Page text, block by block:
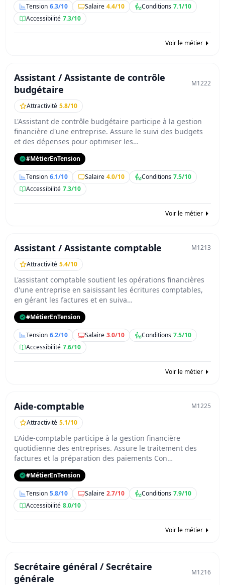
Tension 6.3/10 Salaire 4.4/10 Conditions 7.1/10
Accessibilité 7.3/10
Voir le métier
Assistant / Assistante de contrôle
budgétaire
M1222
Attractivité 5.8/10
L'Assistant de contrôle budgétaire participe à la gestion
financière d'une entreprise. Assure le suivi des budgets
et des dépenses pour optimiser les…
#MétierEnTension
Tension 6.1/10 Salaire 4.0/10 Conditions 7.5/10
Accessibilité 7.3/10
Voir le métier
Assistant / Assistante comptable
M1213
Attractivité 5.4/10
L'assistant comptable soutient les opérations financières
d'une entreprise en saisissant les écritures comptables,
en gérant les factures et en suiva…
#MétierEnTension
Tension 6.2/10 Salaire 3.0/10 Conditions 7.5/10
Accessibilité 7.6/10
Voir le métier
Aide-comptable
M1225
Attractivité 5.1/10
L'Aide-comptable participe à la gestion financière
quotidienne des entreprises. Assure le traitement des
factures et la préparation des paiements Con…
#MétierEnTension
Tension 5.8/10 Salaire 2.7/10 Conditions 7.9/10
Accessibilité 8.0/10
Voir le métier
Secrétaire général / Secrétaire
générale
M1216